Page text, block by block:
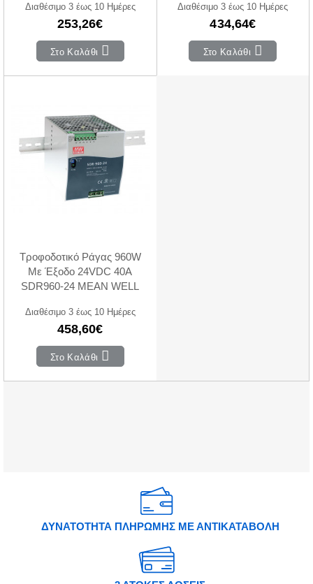
Διαθέσιμο 3 έως 10 Ημέρες
253,26€
Στο Καλάθι
Διαθέσιμο 3 έως 10 Ημέρες
434,64€
Στο Καλάθι
Τροφοδοτικό Ράγας 960W
Με Έξοδο 24VDC 40A
SDR960-24 MEAN WELL
Διαθέσιμο 3 έως 10 Ημέρες
458,60€
Στο Καλάθι
ΔΥΝΑΤΟΤΗΤΑ ΠΛΗΡΩΜΗΣ ΜΕ ΑΝΤΙΚΑΤΑΒΟΛΗ